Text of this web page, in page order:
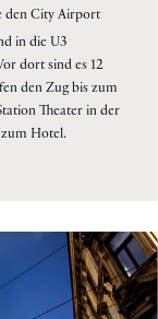
den City Airport
in die U3
dort sind es 12
den Zug bis zum
Theater in der
zum Hotel.